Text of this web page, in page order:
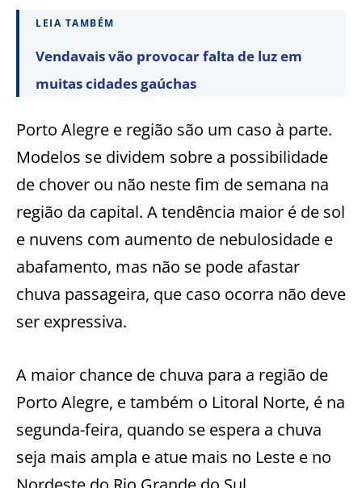
LEIA TAMBÉM
Vendavais vão provocar falta de luz em
muitas cidades gaúchas
Porto Alegre e região são um caso à parte.
Modelos se dividem sobre a possibilidade
de chover ou não neste fim de semana na
região da capital. A tendência maior é de sol
e nuvens com aumento de nebulosidade e
abafamento, mas não se pode afastar
chuva passageira, que caso ocorra não deve
ser expressiva.
A maior chance de chuva para a região de
Porto Alegre, e também o Litoral Norte, é na
segunda-feira, quando se espera a chuva
seja mais ampla e atue mais no Leste e no